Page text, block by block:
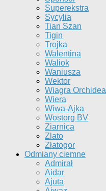
Superekstra
Sycylia
Tian Szan
Tigin
Trojka
Walentina
Waliok
Waniusza
Wektor
Wiagra Orchidea
Wiera
Wiwa-Ajka
Wostorg BV
Ziarnica
Zlato
Złatogor
Odmiany ciemne
Admirał
Aidar
Ajuta